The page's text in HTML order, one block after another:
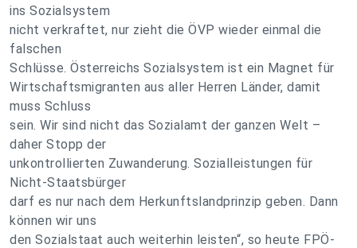
ins Sozialsystem
nicht verkraftet, nur zieht die ÖVP wieder einmal die
falschen
Schlüsse. Österreichs Sozialsystem ist ein Magnet für
Wirtschaftsmigranten aus aller Herren Länder, damit
muss Schluss
sein. Wir sind nicht das Sozialamt der ganzen Welt –
daher Stopp der
unkontrollierten Zuwanderung. Sozialleistungen für
Nicht-Staatsbürger
darf es nur nach dem Herkunftslandprinzip geben. Dann
können wir uns
den Sozialstaat auch weiterhin leisten“, so heute FPÖ-